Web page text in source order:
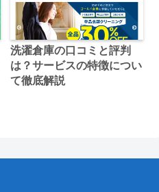
洗濯倉庫の口コミと評判
は？サービスの特徴につい
て徹底解説